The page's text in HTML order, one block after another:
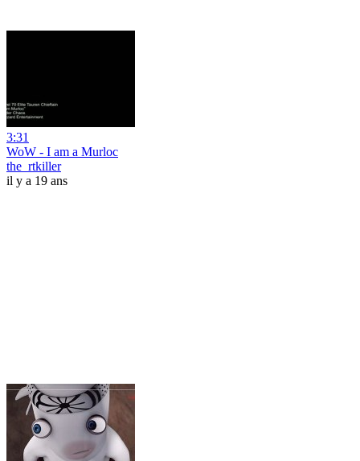
3:31
WoW - I am a Murloc
the_rtkiller
il y a 19 ans